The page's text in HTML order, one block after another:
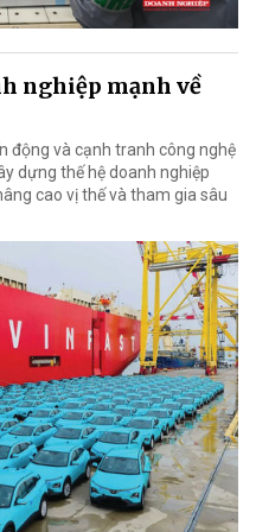
nghiệp mạnh về
động và cạnh tranh công nghệ
dựng thế hệ doanh nghiệp
cao vị thế và tham gia sâu